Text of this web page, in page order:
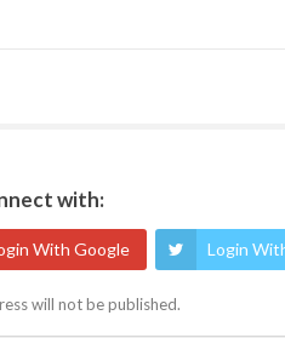
with:
With Google Login
will not be published.